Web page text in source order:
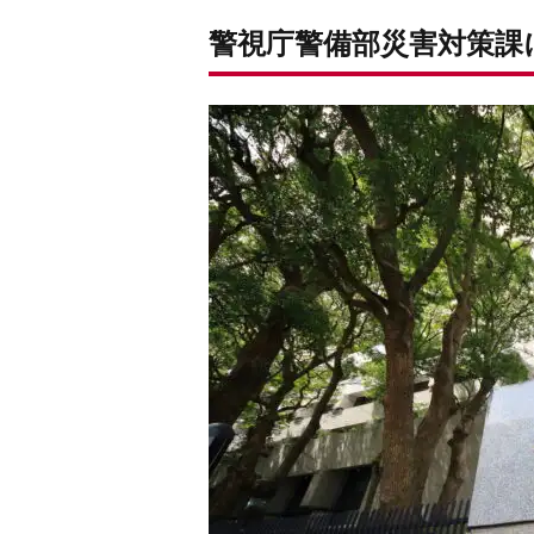
警視庁警備部災害対策課